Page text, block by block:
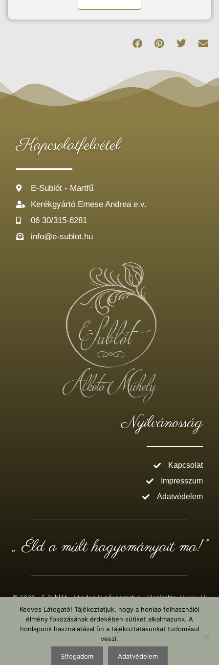
Kapcsolatfelvétel
E-Sublót - Martfű
Kerékgyártó Emese Andrea e.v.
06 30/315-6281
info@e-sublot.hu
Nyilvánosság
Kapcsolat
Impresszum
Adatvédelem
„ Éld a múlt hagyományait ma!”
© 2020 – E-Sublót – Minden jog fenntartva | Készítette:Hernyák
Gábor e.v.– Design: WordPress & Elementor Pro
Kedves Látogató! Tájékoztatjuk, hogy a honlap felhasználói
élmény fokozásának érdekében sütiket alkalmazunk. A
honlapunk használatával ön a tájékoztatásunkat tudomásul
veszi.
Elfogadom Adatvédelem